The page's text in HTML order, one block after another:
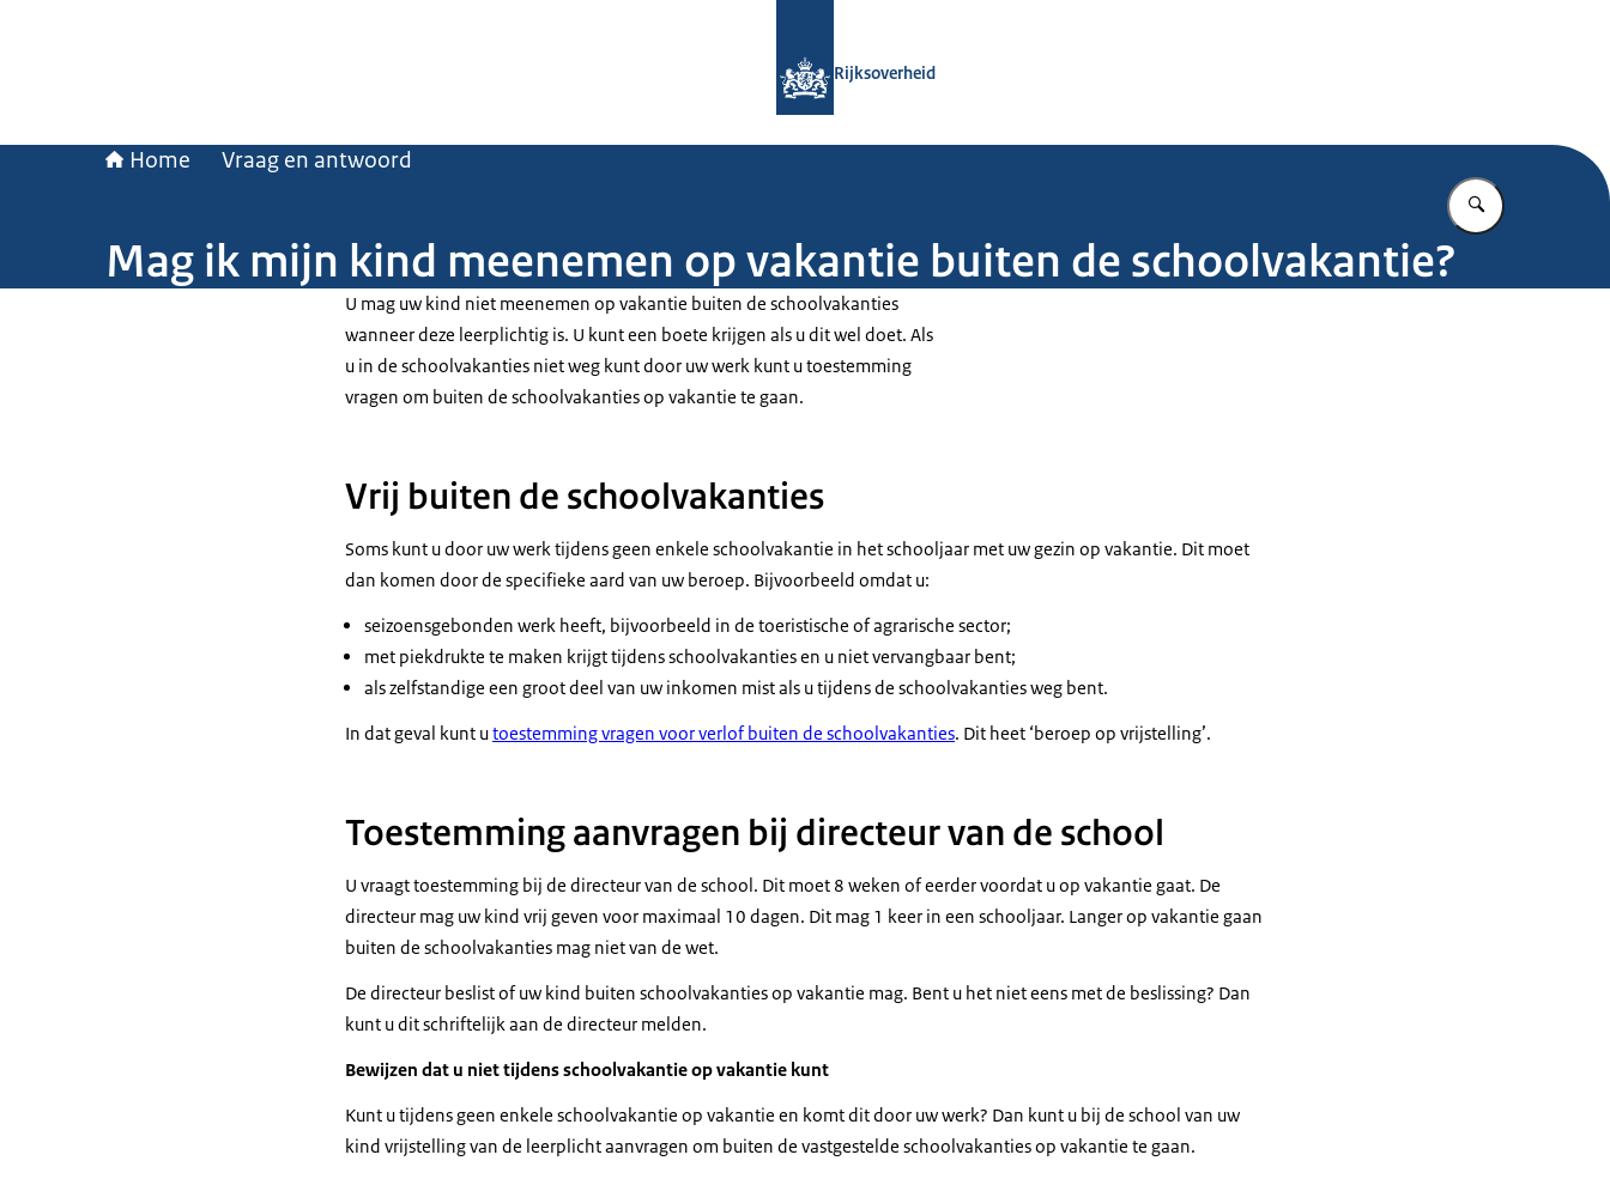
Rijksoverheid
Home Vraag en antwoord
Vul in wat u
Mag ik mijn kind meenemen op vakantie buiten de schoolvakantie?
U mag uw kind niet meenemen op vakantie buiten de schoolvakanties
wanneer deze leerplichtig is. U kunt een boete krijgen als u dit wel doet. Als
u in de schoolvakanties niet weg kunt door uw werk kunt u toestemming
vragen om buiten de schoolvakanties op vakantie te gaan.
Vrij buiten de schoolvakanties
Soms kunt u door uw werk tijdens geen enkele schoolvakantie in het schooljaar met uw gezin op vakantie. Dit moet
dan komen door de specifieke aard van uw beroep. Bijvoorbeeld omdat u:
seizoensgebonden werk heeft, bijvoorbeeld in de toeristische of agrarische sector;
met piekdrukte te maken krijgt tijdens schoolvakanties en u niet vervangbaar bent;
als zelfstandige een groot deel van uw inkomen mist als u tijdens de schoolvakanties weg bent.
In dat geval kunt utoestemming vragen voor verlof buiten de schoolvakanties. Dit heet ‘beroep op vrijstelling’.
Toestemming aanvragen bij directeur van de school
U vraagt toestemming bij de directeur van de school. Dit moet 8 weken of eerder voordat u op vakantie gaat. De
directeur mag uw kind vrij geven voor maximaal 10 dagen. Dit mag 1 keer in een schooljaar. Langer op vakantie gaan
buiten de schoolvakanties mag niet van de wet.
De directeur beslist of uw kind buiten schoolvakanties op vakantie mag. Bent u het niet eens met de beslissing? Dan
kunt u dit schriftelijk aan de directeur melden.
Bewijzen dat u niet tijdens schoolvakantie op vakantie kunt
Kunt u tijdens geen enkele schoolvakantie op vakantie en komt dit door uw werk? Dan kunt u bij de school van uw
kind vrijstelling van de leerplicht aanvragen om buiten de vastgestelde schoolvakanties op vakantie te gaan.